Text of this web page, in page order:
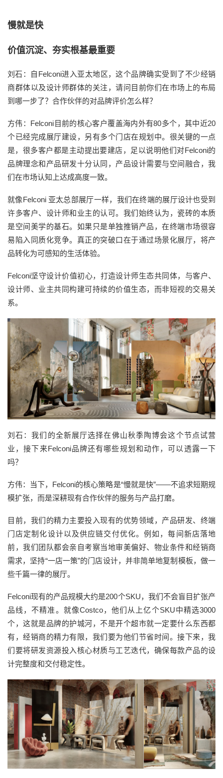
慢就是快
价值沉淀、夯实根基最重要
刘石：自Felconi进入亚太地区，这个品牌确实受到了不少经销
商群体以及设计师群体的关注，请问目前你们在市场上的布局
到哪一步了？合作伙伴的对品牌评价怎么样？
方伟：Felconi目前的核心客户覆盖海内外有80多个，其中近20
个已经完成展厅建设，另有多个门店在规划中。很关键的一点
是，很多客户都是主动提出要建店，足以说明他们对Felconi的
品牌理念和产品研发十分认同，产品设计需要与空间融合，我
们在市场认知上达成高度一致。
就像Felconi 亚太总部展厅一样，我们在终端的展厅设计也受到
许多客户、设计师和业主的认可。我们始终认为，瓷砖的本质
是空间美学的基石。如果只是单独推销产品，在终端市场很容
易陷入同质化竞争。真正的突破口在于通过场景化展厅，将产
品转化为可感知的生活体验。
Felconi坚守设计价值初心，打造设计师生态共同体，与客户、
设计师、业主共同构建可持续的价值生态，而非短视的交易关
系。
刘石：我们的全新展厅选择在佛山秋季陶博会这个节点试营
业，接下来Felconi品牌还有哪些规划和动作，可以透露一下
吗？
方伟：当下，Felconi的核心策略是“慢就是快”——不追求短期规
模扩张，而是深耕现有合作伙伴的服务与产品打磨。
目前，我们的精力主要投入现有的优势领域，产品研发、终端
门店定制化设计以及供应链交付优化。例如，每间新店落地
前，我们团队都会亲自考察当地审美偏好、物业条件和经销商
需求，坚持“一店一策”的门店设计，并非简单地复制模板，做一
些千篇一律的展厅。
Felconi现有的产品规模大约是200个SKU，我们不会盲目扩张产
品线，不精准。就像Costco，他们从上亿个SKU中精选3000
个，这就是品牌的护城河，不是开个超市就一定要什么东西都
有，经销商的精力有限，我们要为他们节省时间。接下来，我
们要将研发资源投入核心材质与工艺迭代，确保每款产品的设
计完整度和交付稳定性。